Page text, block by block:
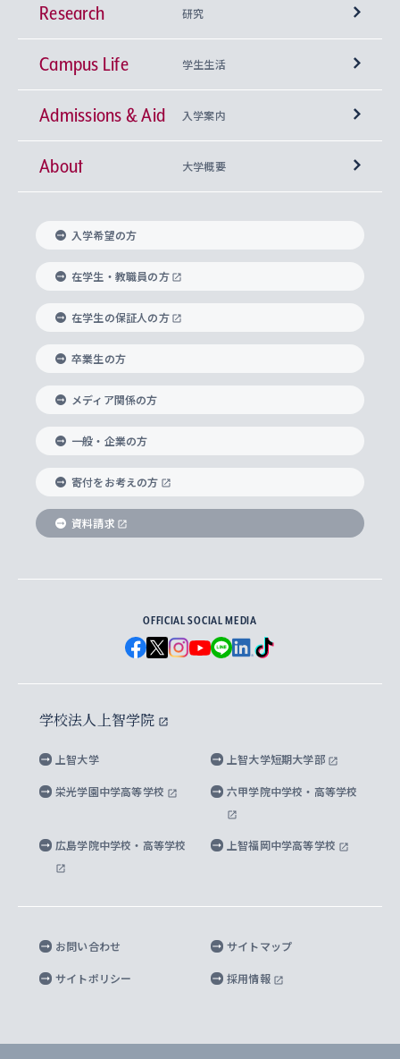
学部
神学部
文学部
総合人間科学部
経済学部
外国語学部
総合グローバル学部
国際教養学部
理工学部
Futures） – 持続可能な未来を考える６学科連携
興味から学科を探す
上智大学の全学共通教育
基盤教育センター
キリスト教人間学
身体知
思考と表現
データサイエンス
上智大学の語学教育
言語教育研究センター
上智大学のグローバル教育
グローバル教育センター
上智大学で学ぶ
海外で学ぶ
学びのサポート
大学院
神学研究科
実践宗教学研究科
総合人間科学研究科
経済学研究科
グローバル・スタディーズ研究科
助産学専攻科
生涯学習
Research 研究
研究所 等
キリスト教文化研究所
中世思想研究所
国際言語情報研究所
グローバル・コンサーン研究所
比較文化研究所
ヨーロッパ研究所
アジア文化研究所
アメリカ・カナダ研究所
メディア・ジャーナリズム研究所
水稀少社会研究センター
先進機械・構造材料イノベーションセンター
マイクロ波サイエンス研究センター
Sophia Open Research Weeks (SORW)
産官学連携
知的財産
研究支援制度
重点領域研究・自由課題研究
研究活動に関する法令・研究費の使用について
Campus Life 学生生活
学期区分と授業時間割
課外活動
課外教育プログラム
ボランティア活動
グローバルな学びのコミュニティ
学生の相談窓口
心身の健康相談
ハラスメント防止の取り組み
障がいのある学生への支援
キャリア形成サポート
キャリア形成支援プログラム
就職（内定先）・進路統計
企業の採用ご担当者様へのご案内
住まいのサポート
Admissions & Aid 入学案内
上智大学で取得できる学位
入れの方針）
科目等履修生
研究生・外国人特別研究生・国費留学生
交換留学生(海外大学から上智大学で学ぶ)
ノンディグリー生
Sophia Short-term Program受講生
学費・奨学金
学部入学前に出願する奨学金
国による高等教育の修学支援新制度
大学院生対象の奨学金
海外留学する際の費用と奨学金
About 大学概要
理事長・学長メッセージ
学長・副学長紹介
上智大学の精神
上智大学の理念
上智大学の沿革
ソフィア・アーカイブズ
上智大学とカトリック
グローバルエンゲージメント
上智大学を訪れた世界の知性
国連Weeks・アフリカWeeks
ダイバーシティ＆サステナビリティへの取り組み
上智大学公式ソーシャルメディア
学校法人上智学院について
数字で見る上智大学
上智大学のネットワーク
父母・保証人とのネットワーク
学外とのネットワーク
上智大学の出版物
上智大学大学案内・大学院案内
英文広報誌 SOPHIA magazine
上智大学のビジュアル・アイデンティティ
上智大学ビジュアル・アイデンティティ
上智大学校歌 ・上智大学学生歌
上智大学への取材・キャンパスでの撮影について
上智大学の公開情報
上智大学の教育研究活動等の情報公表
内部質保証と自己点検・評価
キャンパス案内
四谷キャンパス 施設紹介
キャンパスへのアクセス
海外拠点
教職協働の取り組み
プライバシーポリシー
入学希望の方
在学生・教職員の方
在学生の保証人の方
卒業生の方
メディア関係の方
一般・企業の方
寄付をお考えの方
資料請求
OFFICIAL SOCIAL MEDIA
学校法人上智学院
上智大学 上智大学短期大学部
栄光学園中学高等学校 六甲学院中学校・高等学校
広島学院中学校・高等学校 上智福岡中学高等学校
お問い合わせ サイトマップ
サイトポリシー 採用情報